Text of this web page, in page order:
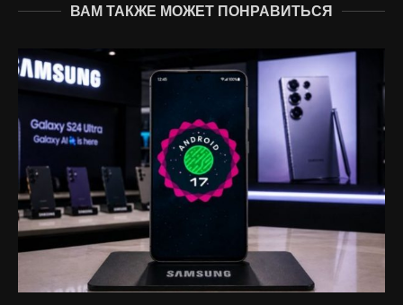
ВАМ ТАКЖЕ МОЖЕТ ПОНРАВИТЬСЯ